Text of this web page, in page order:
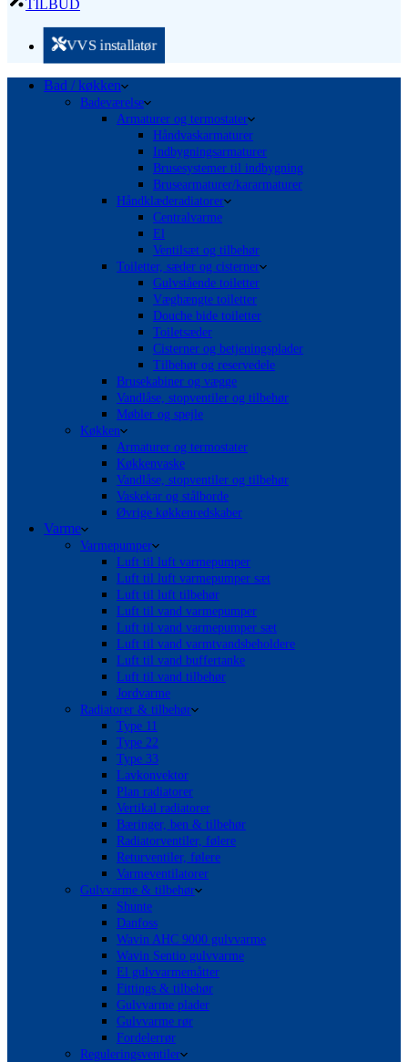
TILBUD
VVS installatør
Bad / køkken
Badeværelse
Armaturer og termostater
Håndvaskarmaturer
Indbygningsarmaturer
Brusesystemer til indbygning
Brusearmaturer/kararmaturer
Håndklæderadiatorer
Centralvarme
El
Ventilsæt og tilbehør
Toiletter, sæder og cisterner
Gulvstående toiletter
Væghængte toiletter
Douche bide toiletter
Toiletsæder
Cisterner og betjeningsplader
Tilbehør og reservedele
Brusekabiner og vægge
Vandlåse, stopventiler og tilbehør
Møbler og spejle
Køkken
Armaturer og termostater
Køkkenvaske
Vandlåse, stopventiler og tilbehør
Vaskekar og stålborde
Øvrige køkkenredskaber
Varme
Varmepumper
Luft til luft varmepumper
Luft til luft varmepumper sæt
Luft til luft tilbehør
Luft til vand varmepumper
Luft til vand varmepumper sæt
Luft til vand varmtvandsbeholdere
Luft til vand buffertanke
Luft til vand tilbehør
Jordvarme
Radiatorer & tilbehør
Type 11
Type 22
Type 33
Lavkonvektor
Plan radiatorer
Vertikal radiatorer
Bæringer, ben & tilbehør
Radiatorventiler, følere
Returventiler, følere
Varmeventilatorer
Gulvvarme & tilbehør
Shunte
Danfoss
Wavin AHC 9000 gulvvarme
Wavin Sentio gulvvarme
El gulvvarmemåtter
Fittings & tilbehør
Gulvvarme plader
Gulvvarme rør
Fordelerrør
Reguleringsventiler